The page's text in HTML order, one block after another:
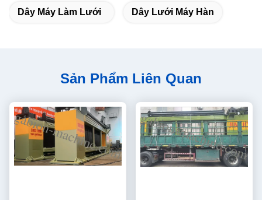
Dây Máy Làm Lưới Dây Lưới Máy Hàn
Sản Phẩm Liên Quan